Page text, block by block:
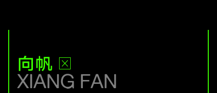
向帆
XIANG FAN